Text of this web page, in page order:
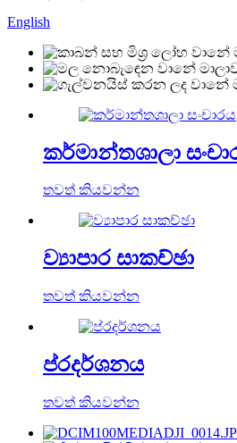
English
කර්මාන්තශාලා
තවත් කියවන්න
ව්‍යාපාර සාකච්ඡා
තවත් කියවන්න
ප්රදර්ශනය
තවත් කියවන්න